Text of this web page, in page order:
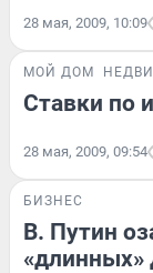
28 мая, 2009, 10:09
МОЙ ДОМ
Ставки по
28 мая, 2009, 09:54
БИЗНЕС
В. Путин
«длинных»